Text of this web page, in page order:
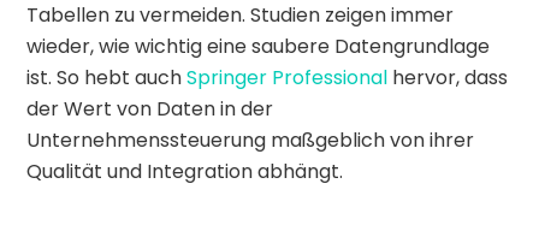
Tabellen zu vermeiden. Studien zeigen immer
wieder, wie wichtig eine saubere Datengrundlage
ist. So hebt auchSpringer Professional hervor, dass
der Wert von Daten in der
Unternehmenssteuerung maßgeblich von ihrer
Qualität und Integration abhängt.